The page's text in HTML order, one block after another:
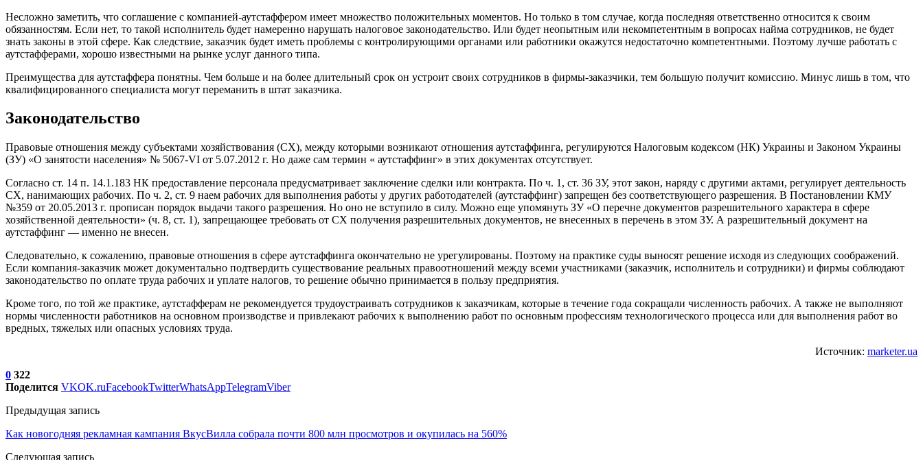
Несложно заметить, что соглашение с компанией-аутстаффером имеет множество положительных моментов. Но только в том случае, когда последняя ответственно относится к своим
обязанностям. Если нет, то такой исполнитель будет намеренно нарушать налоговое законодательство. Или будет неопытным или некомпетентным в вопросах найма сотрудников, не будет
знать законы в этой сфере. Как следствие, заказчик будет иметь проблемы с контролирующими органами или работники окажутся недостаточно компетентными. Поэтому лучше работать с
аутстафферами, хорошо известными на рынке услуг данного типа.
Преимущества для аутстаффера понятны. Чем больше и на более длительный срок он устроит своих сотрудников в фирмы-заказчики, тем большую получит комиссию. Минус лишь в том, что
квалифицированного специалиста могут переманить в штат заказчика.
Законодательство
Правовые отношения между субъектами хозяйствования (СХ), между которыми возникают отношения аутстаффинга, регулируются Налоговым кодексом (НК) Украины и Законом Украины
(ЗУ) «О занятости населения» № 5067-VI от 5.07.2012 г. Но даже сам термин « аутстаффинг» в этих документах отсутствует.
Согласно ст. 14 п. 14.1.183 НК предоставление персонала предусматривает заключение сделки или контракта. По ч. 1, ст. 36 ЗУ, этот закон, наряду с другими актами, регулирует деятельность
СХ, нанимающих рабочих. По ч. 2, ст. 9 наем рабочих для выполнения работы у других работодателей (аутстаффинг) запрещен без соответствующего разрешения. В Постановлении КМУ
№359 от 20.05.2013 г. прописан порядок выдачи такого разрешения. Но оно не вступило в силу. Можно еще упомянуть ЗУ «О перечне документов разрешительного характера в сфере
хозяйственной деятельности» (ч. 8, ст. 1), запрещающее требовать от СХ получения разрешительных документов, не внесенных в перечень в этом ЗУ. А разрешительный документ на
аутстаффинг — именно не внесен.
Следовательно, к сожалению, правовые отношения в сфере аутстаффинга окончательно не урегулированы. Поэтому на практике суды выносят решение исходя из следующих соображений.
Если компания-заказчик может документально подтвердить существование реальных правоотношений между всеми участниками (заказчик, исполнитель и сотрудники) и фирмы соблюдают
законодательство по оплате труда рабочих и уплате налогов, то решение обычно принимается в пользу предприятия.
Кроме того, по той же практике, аутстафферам не рекомендуется трудоустраивать сотрудников к заказчикам, которые в течение года сокращали численность рабочих. А также не выполняют
нормы численности работников на основном производстве и привлекают рабочих к выполнению работ по основным профессиям технологического процесса или для выполнения работ во
вредных, тяжелых или опасных условиях труда.
Источник: marketer.ua
0 322
Поделится VKOK.ruFacebookTwitterWhatsAppTelegramViber
Предыдущая запись
Как новогодняя рекламная кампания ВкусВилла собрала почти 800 млн просмотров и окупилась на 560%
Следующая запись